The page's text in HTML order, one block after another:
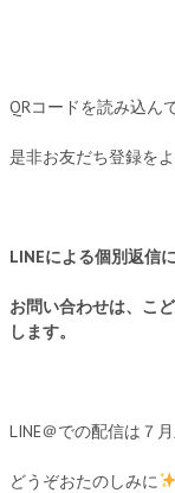
QRコードを読み込んで
是非お友だち登録を
LINEによる個別返信
お問い合わせは、こ
します。
LINE＠での配信は７
どうぞおたのしみに